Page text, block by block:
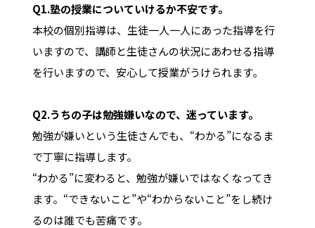
Q1.塾の授業についていけるか不安です。
本校の個別指導は、生徒一人一人にあった指導を行
いますので、講師と生徒さんの状況にあわせる指導
を行いますので、安心して授業がうけられます。
Q2.うちの子は勉強嫌いなので、迷っています。
勉強が嫌いという生徒さんでも、“わかる”になるま
で丁寧に指導します。
“わかる”に変わると、勉強が嫌いではなくなってき
ます。“できないこと”や“わからないこと”をし続け
るのは誰でも苦痛です。